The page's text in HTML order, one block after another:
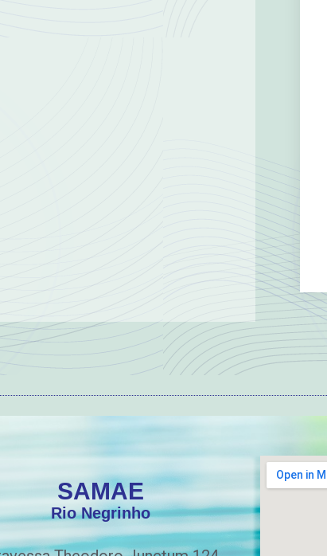
SAMAE
Rio Negrinho